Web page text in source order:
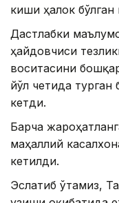
киши ҳалок
Дастлабки
ҳайдовчиси
воситасини
йўл четида турган
кетди.
Барча
маҳаллий
кетилди.
Эслатиб ўтамиз,